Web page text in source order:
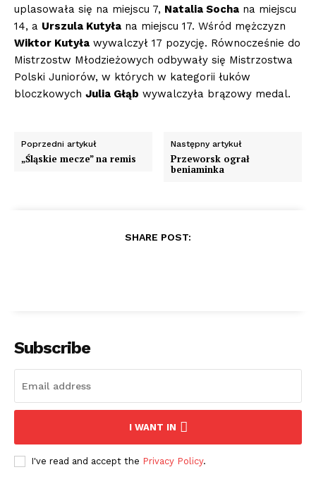
uplasowała się na miejscu 7, Natalia Socha na miejscu
14, a Urszula Kutyła na miejscu 17. Wśród mężczyzn
Wiktor Kutyła wywalczył 17 pozycję. Równocześnie do
Mistrzostw Młodzieżowych odbywały się Mistrzostwa
Polski Juniorów, w których w kategorii łuków
bloczkowych Julia Głąb wywalczyła brązowy medal.
Poprzedni artykuł
„Śląskie mecze” na remis
Następny artykuł
Przeworsk ograł
beniaminka
SHARE POST:
Subscribe
I WANT IN
I've read and accept the Privacy Policy.